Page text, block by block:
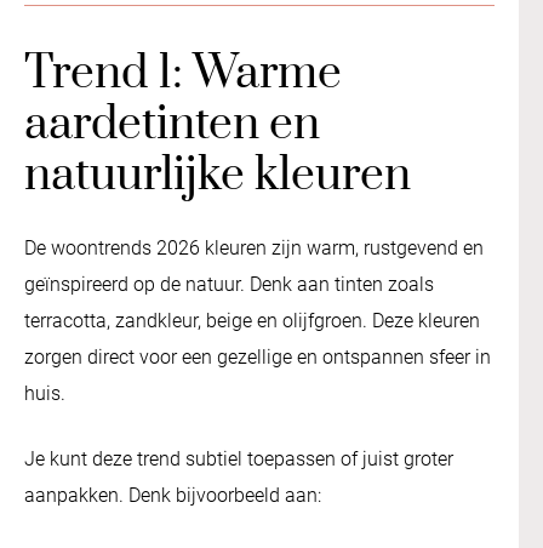
Trend 1: Warme
aardetinten en
natuurlijke kleuren
De woontrends 2026 kleuren zijn warm, rustgevend en
geïnspireerd op de natuur. Denk aan tinten zoals
terracotta, zandkleur, beige en olijfgroen. Deze kleuren
zorgen direct voor een gezellige en ontspannen sfeer in
huis.
Je kunt deze trend subtiel toepassen of juist groter
aanpakken. Denk bijvoorbeeld aan: